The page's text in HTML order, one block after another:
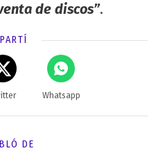
de discos”.
Whatsapp
DE